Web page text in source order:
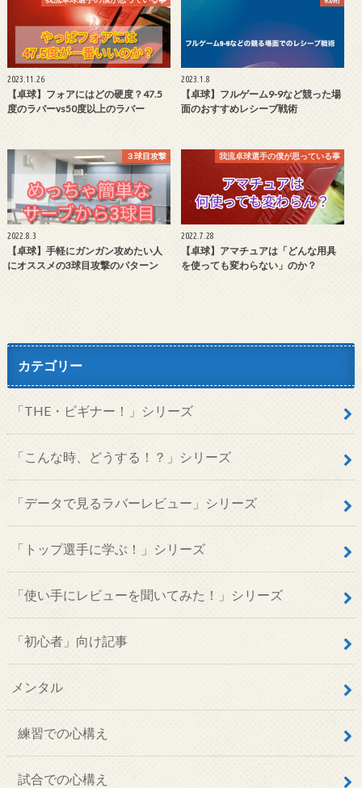
2023.11.26
【卓球】フォアにはどの硬度？47.5
度のラバーvs50度以上のラバー
2023.1.8
【卓球】フルゲーム9-9など競った場
面のおすすめレシーブ戦術
３球目攻撃
2022.8.3
【卓球】手軽にガンガン攻めたい人
にオススメの3球目攻撃のパターン
我流卓球選手の僕が思っている事
2022.7.28
【卓球】アマチュアは「どんな用具
を使っても変わらない」のか？
カテゴリー
「THE・ビギナー！」シリーズ
「こんな時、どうする！？」シリーズ
「データで見るラバーレビュー」シリーズ
「トップ選手に学ぶ！」シリーズ
「使い手にレビューを聞いてみた！」シリーズ
「初心者」向け記事
メンタル
練習での心構え
試合での心構え